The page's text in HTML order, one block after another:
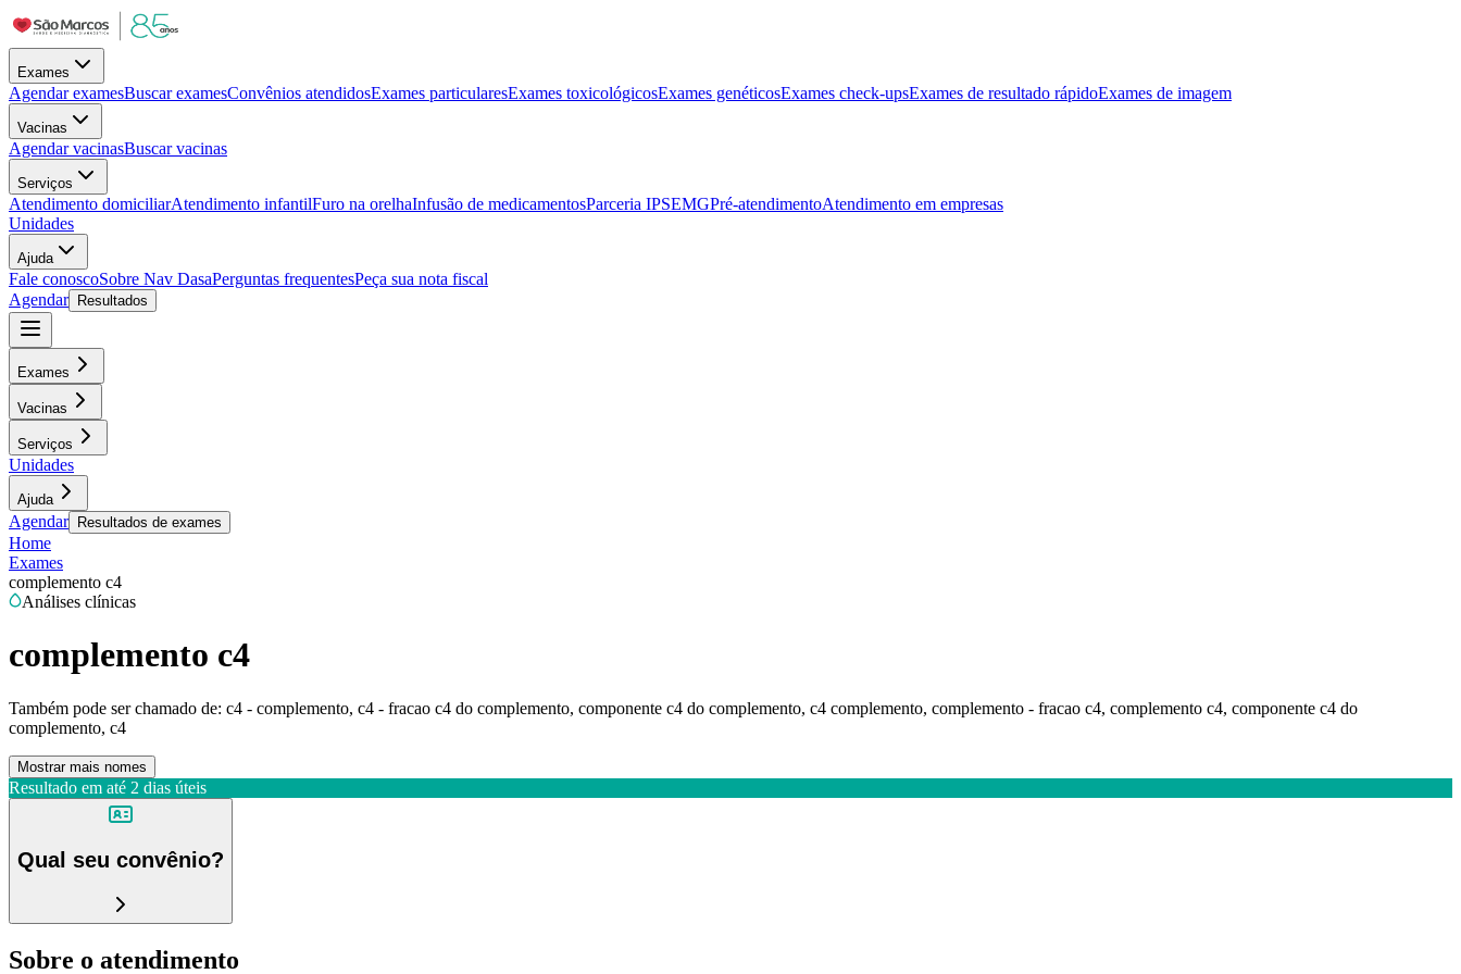
Exames
Agendar examesBuscar examesConvênios atendidosExames particularesExames toxicológicosExames genéticosExames check-upsExames de resultado rápidoExames de imagem
Vacinas
Agendar vacinasBuscar vacinas
Serviços
Atendimento domiciliarAtendimento infantilFuro na orelhaInfusão de medicamentosParceria IPSEMGPré-atendimentoAtendimento em empresas
Unidades
Ajuda
Fale conoscoSobre Nav DasaPerguntas frequentesPeça sua nota fiscal
Agendar
Resultados
Exames
Vacinas
Serviços
Unidades
Ajuda
Agendar Resultados de exames
Home
Exames
complemento c4
Análises clínicas
complemento c4
Também pode ser chamado de: c4 - complemento, c4 - fracao c4 do complemento, componente c4 do complemento, c4 complemento, complemento - fracao c4, complemento c4, componente c4 do
complemento, c4
Mostrar mais nomes
Resultado em até 2 dias úteis
Qual seu convênio?
Sobre o atendimento